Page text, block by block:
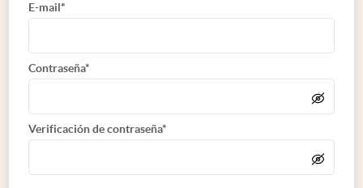
E-mail*
Contraseña*
Verificación de contraseña*